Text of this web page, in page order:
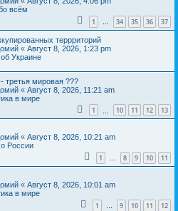
всём
1 … 34 35 36 37
террриторий
« Август 8, 2026, 1:23 pm
Украине
третья мировая ???
« Август 8, 2026, 11:21 am
в мире
1 10 11 12 13
« Август 8, 2026, 10:21 am
России
1 … 8 9 10 11
« Август 8, 2026, 10:01 am
в мире
1 … 9 10 11 12